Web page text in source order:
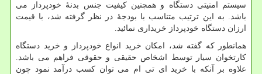
سیستم امنیتی دستگاه و همچنین کیفیت جنس بدنۀ خودپرداز می
باشد. به این ترتیب متناسب با بودجۀ در نظر گرفته شد، با قیمت
ارزان دستگاه خودپرداز خریداری نمائید.
همانطور که گفته شد، امکان خرید انواع خودپرداز و خرید دستگاه
کارتخوان سیار توسط اشخاص حقیقی و حقوقی فراهم می باشد.
علاوه بر آنکه با خرید ای تی ام می توان کسب درآمد نمود چون